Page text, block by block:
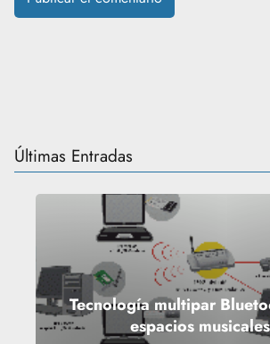
Últimas Entradas
Tecnología multipar
espacios musicales